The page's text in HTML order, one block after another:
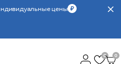
цены